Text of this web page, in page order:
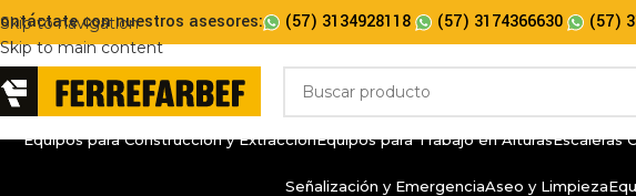
Skip to navigation
Skip to main content
con nuestros asesores: (57) 3134928118 (57) 3174366630 (57)
Equipos para Construcción y ExtracciónEquipos para Trabajo en AlturasEscaleras
Señalización y EmergenciaAseo y Limpieza